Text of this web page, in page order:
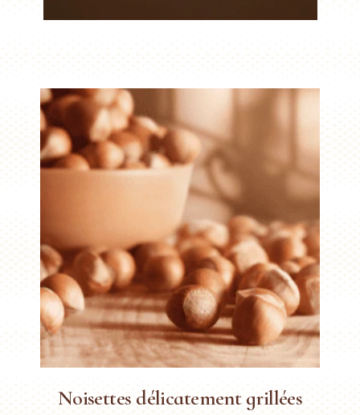
Noisettes délicatement grillées